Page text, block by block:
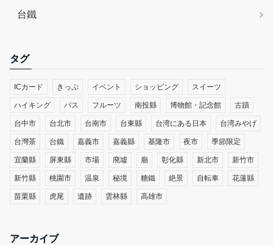
台鐵
タグ
ICカード きっぷ イベント ショッピング スイーツ
ハイキング バス フルーツ 南投縣 博物館・記念館 古蹟
台中市 台北市 台南市 台東縣 台湾にある日本 台湾みやげ
台灣茶 台鐵 嘉義市 嘉義縣 基隆市 夜市 季節限定
宜蘭縣 屏東縣 市場 廃墟 廟 彰化縣 新北市 新竹市
新竹縣 桃園市 温泉 秘境 糖鐵 絶景 自転車 花蓮縣
苗栗縣 虎尾 遺跡 雲林縣 高雄市
アーカイブ